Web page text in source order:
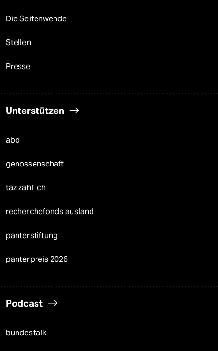
Die Seitenwende
Stellen
Presse
Unterstützen
abo
genossenschaft
taz zahl ich
recherchefonds ausland
panterstiftung
panterpreis 2026
Podcast
bundestalk